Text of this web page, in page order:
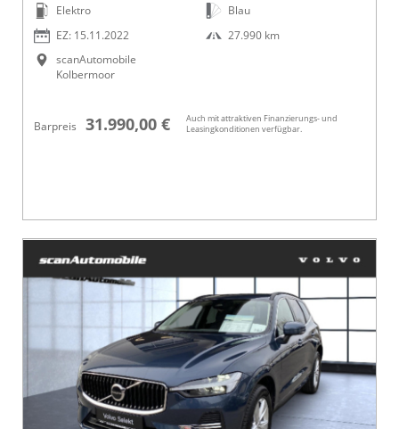
Elektro
EZ: 15.11.2022
scanAutomobile
Kolbermoor
Blau
27.990 km
Barpreis 31.990,00 €
Auch mit attraktiven Finanzierungs- und
Leasingkonditionen verfügbar.